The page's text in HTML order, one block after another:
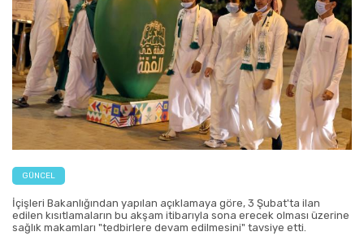
GÜNCEL
İçişleri Bakanlığından yapılan açıklamaya göre, 3 Şubat'ta ilan
edilen kısıtlamaların bu akşam itibarıyla sona erecek olması üzerine
sağlık makamları "tedbirlere devam edilmesini" tavsiye etti.